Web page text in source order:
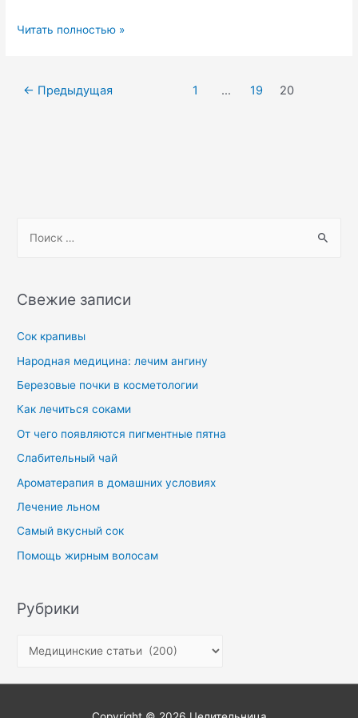
Чем
аллергический
Читать полностью »
Навигация
← Предыдущая 1 … 19 20
r
h
f
o
Свежие записи
Сок крапивы
Народная медицина: лечим ангину
Березовые почки в косметологии
Как лечиться соками
От чего появляются пигментные пятна
Слабительный чай
Ароматерапия в домашних условиях
Лечение льном
Самый вкусный сок
Помощь жирным волосам
Рубрики
б